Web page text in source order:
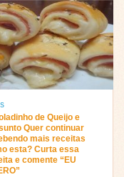
de Queijo e
Quer continuar
mais receitas
esta? Curta essa
e comente “EU